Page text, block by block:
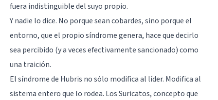
fuera indistinguible del suyo propio.
Y nadie lo dice. No porque sean cobardes, sino porque el
entorno, que el propio síndrome genera, hace que decirlo
sea percibido (y a veces efectivamente sancionado) como
una traición.
El síndrome de Hubris no sólo modifica al líder. Modifica al
sistema entero que lo rodea. Los Suricatos, concepto que